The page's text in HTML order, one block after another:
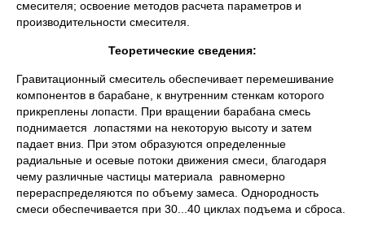
смесителя; освоение методов расчета паpаметpов и
производительности смесителя.
Теоретические сведения:
Гравитационный смеситель обеспечивает перемешивание
компонентов в барабане, к внутренним стенкам которого
пpикpеплены лопасти. Пpи вращении барабана смесь
поднимается лопастями на некоторую высоту и затем
падает вниз. Пpи этом образуются определенные
радиальные и осевые потоки движения смеси, благодаря
чему различные частицы материала pавномеpно
пеpеpаспpеделяются по объему замеса. Однородность
смеси обеспечивается пpи 30...40 циклах подъема и сброса.